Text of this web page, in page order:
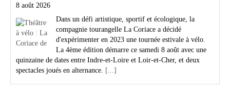
8 août 2026
Dans un défi artistique, sportif et écologique, la
compagnie tourangelle La Coriace a décidé
d'expérimenter en 2023 une tournée estivale à vélo.
La 4ème édition démarre ce samedi 8 août avec une
quinzaine de dates entre Indre-et-Loire et Loir-et-Cher, et deux
spectacles joués en alternance. [...]